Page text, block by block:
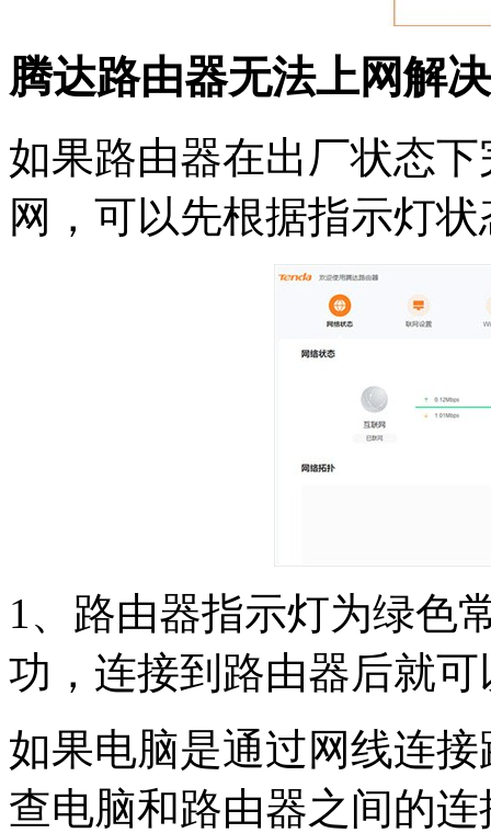
腾达路由器无法上网解
如果路由器在出厂状态
网，可以先根据指示灯
1、路由器指示灯为绿色
功，连接到路由器后就
如果电脑是通过网线连
查电脑和路由器之间的